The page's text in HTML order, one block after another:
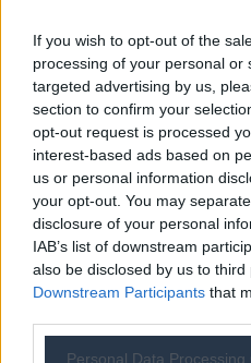
If you wish to opt-out of the
processing of your personal or
targeted advertising by us,
section to confirm your
opt-out request is processed
interest-based ads based on
us or personal information
your opt-out. You may
disclosure of your personal
IAB’s list of downstream
also be disclosed by us to third
Downstream Participants that
Personal Data Processing
α΄
06
06
Η
06
από 2